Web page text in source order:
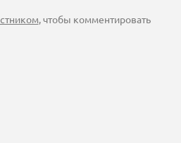
, чтобы комментировать